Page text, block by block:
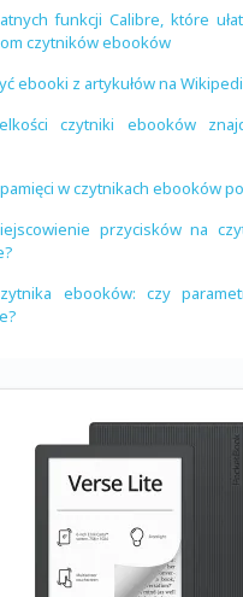
funkcji Calibre, które
czytników ebooków
ebooki z artykułów na
czytniki ebooków
w czytnikach ebooków
przycisków na
ebooków: czy